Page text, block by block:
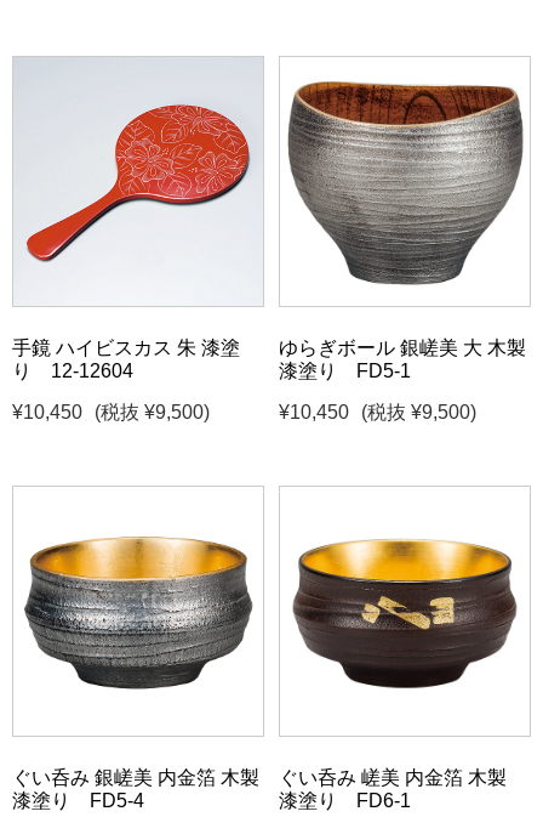
手鏡 ハイビスカス 朱 漆塗
り 12-12604
¥10,450
(税抜 ¥9,500)
ゆらぎボール 銀嵯美 大 木製
漆塗り FD5-1
¥10,450
(税抜 ¥9,500)
ぐい呑み 銀嵯美 内金箔 木製
漆塗り FD5-4
ぐい呑み 嵯美 内金箔 木製
漆塗り FD6-1